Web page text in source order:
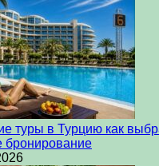
туры в Турцию как
бронирование